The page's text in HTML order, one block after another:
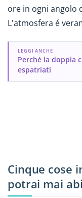
ore in ogni angolo
L'atmosfera é
LEGGI ANCHE
Perché la doppia
espatriati
Cinque cose
potrai mai